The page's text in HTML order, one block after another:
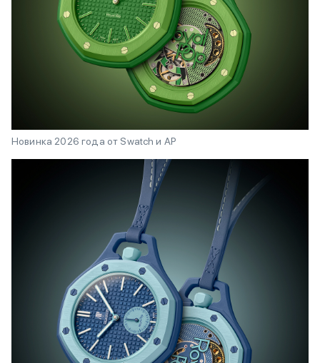
Новинка 2026 года от Swatch и AP